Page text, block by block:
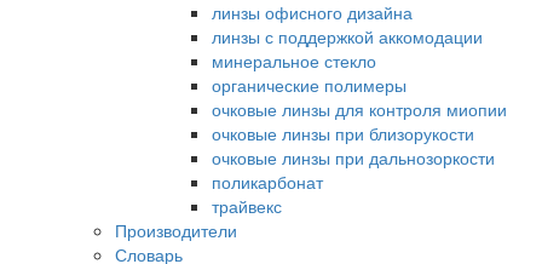
линзы офисного дизайна
линзы с поддержкой аккомодации
минеральное стекло
органические полимеры
очковые линзы для контроля миопии
очковые линзы при близорукости
очковые линзы при дальнозоркости
поликарбонат
трайвекс
Производители
Словарь